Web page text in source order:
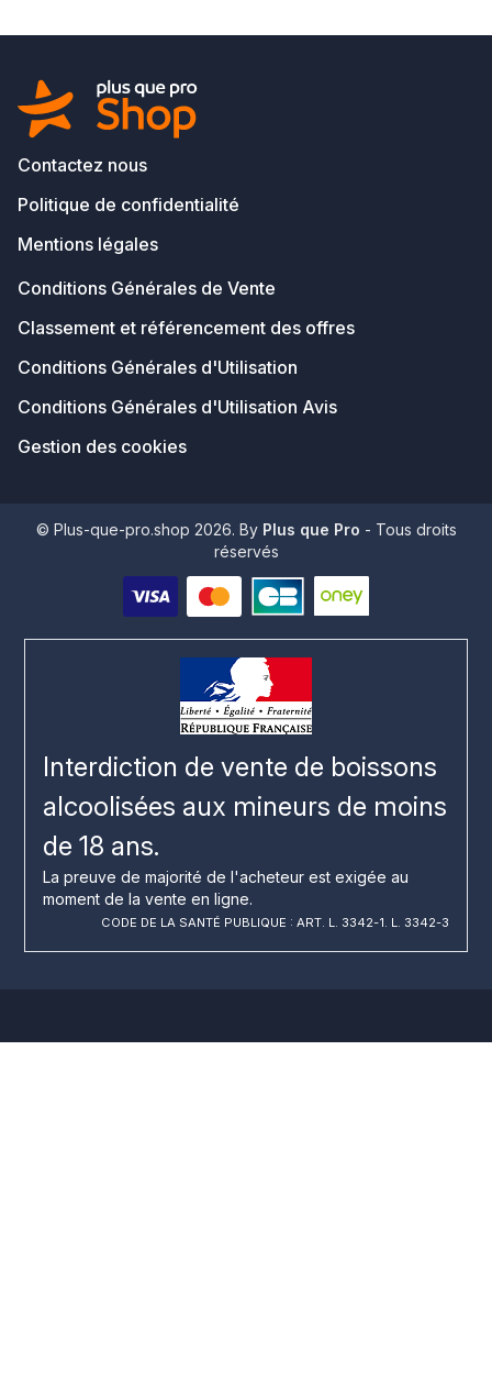
Contactez nous
Politique de confidentialité
Mentions légales
Conditions Générales de Vente
Classement et référencement des offres
Conditions Générales d'Utilisation
Conditions Générales d'Utilisation Avis
Gestion des cookies
© Plus-que-pro.shop 2026. By Plus que Pro - Tous droits
réservés
Interdiction de vente de boissons
alcoolisées aux mineurs de moins
de 18 ans.
La preuve de majorité de l'acheteur est exigée au
moment de la vente en ligne.
CODE DE LA SANTÉ PUBLIQUE : ART. L. 3342-1. L. 3342-3